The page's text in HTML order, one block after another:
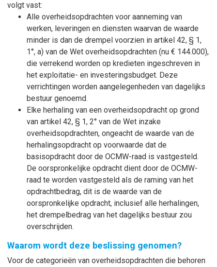
volgt vast:
Alle overheidsopdrachten voor aanneming van
werken, leveringen en diensten waarvan de waarde
minder is dan de drempel voorzien in artikel 42, § 1,
1°, a) van de Wet overheidsopdrachten (nu € 144.000),
die verrekend worden op kredieten ingeschreven in
het exploitatie- en investeringsbudget. Deze
verrichtingen worden aangelegenheden van dagelijks
bestuur genoemd.
Elke herhaling van een overheidsopdracht op grond
van artikel 42, § 1, 2° van de Wet inzake
overheidsopdrachten, ongeacht de waarde van de
herhalingsopdracht op voorwaarde dat de
basisopdracht door de OCMW-raad is vastgesteld.
De oorspronkelijke opdracht dient door de OCMW-
raad te worden vastgesteld als de raming van het
opdrachtbedrag, dit is de waarde van de
oorspronkelijke opdracht, inclusief alle herhalingen,
het drempelbedrag van het dagelijks bestuur zou
overschrijden.
Waarom wordt deze beslissing genomen?
Voor de categorieën van overheidsopdrachten die behoren